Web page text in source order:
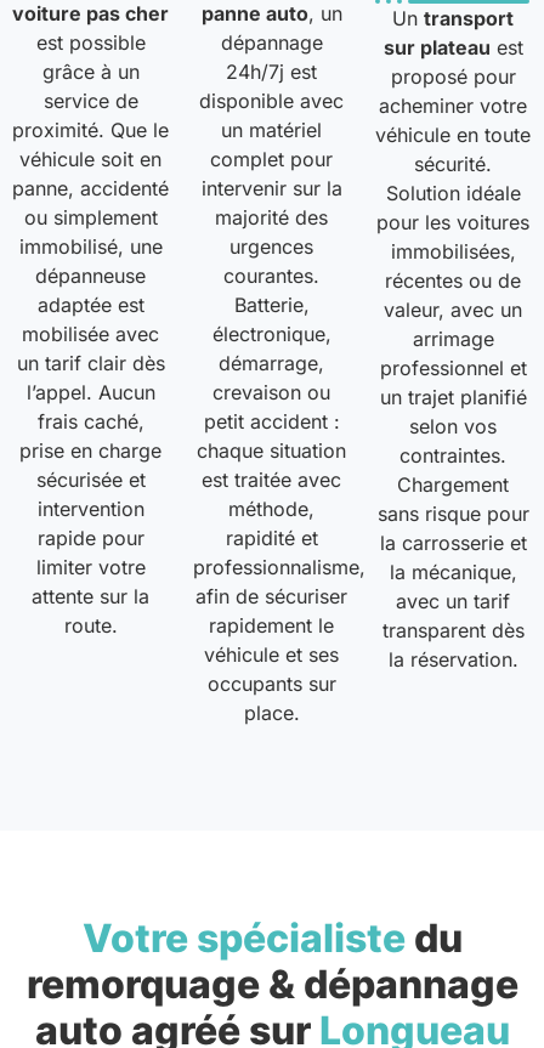
voiture pas cher
est possible
grâce à un
service de
proximité. Que le
véhicule soit en
panne, accidenté
ou simplement
immobilisé, une
dépanneuse
adaptée est
mobilisée avec
un tarif clair dès
l’appel. Aucun
frais caché,
prise en charge
sécurisée et
intervention
rapide pour
limiter votre
attente sur la
route.
panne auto, un
dépannage
24h/7j est
disponible avec
un matériel
complet pour
intervenir sur la
majorité des
urgences
courantes.
Batterie,
électronique,
démarrage,
crevaison ou
petit accident :
chaque situation
est traitée avec
méthode,
rapidité et
professionnalisme,
afin de sécuriser
rapidement le
véhicule et ses
occupants sur
place.
Untransport
sur plateau est
proposé pour
acheminer votre
véhicule en toute
sécurité.
Solution idéale
pour les voitures
immobilisées,
récentes ou de
valeur, avec un
arrimage
professionnel et
un trajet planifié
selon vos
contraintes.
Chargement
sans risque pour
la carrosserie et
la mécanique,
avec un tarif
transparent dès
la réservation.
Votre spécialistedu
remorquage & dépannage
auto agréé sur Longueau